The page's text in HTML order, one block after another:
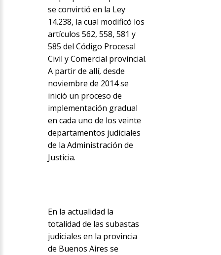
se convirtió en la Ley
14.238, la cual modificó los
artículos 562, 558, 581 y
585 del Código Procesal
Civil y Comercial provincial.
A partir de allí, desde
noviembre de 2014 se
inició un proceso de
implementación gradual
en cada uno de los veinte
departamentos judiciales
de la Administración de
Justicia.
En la actualidad la
totalidad de las subastas
judiciales en la provincia
de Buenos Aires se